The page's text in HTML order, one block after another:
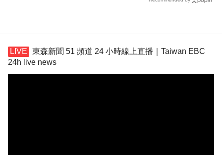
東森新聞 51 頻道 24 小時線上直播｜Taiwan EBC
24h live news